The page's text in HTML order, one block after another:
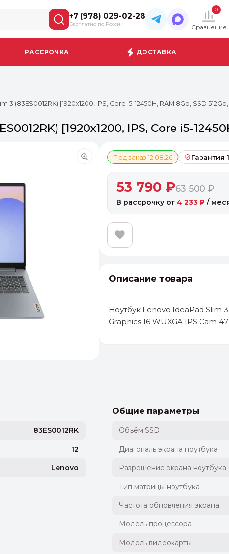
+7 (978) 029-02-28
Бесплатно по России
0
Сравнение
РАССРОЧКА ДОСТАВКА
3 (83ES0012RK) [1920x1200, IPS, Core i5-12450H, RAM 8Gb, SSD
[1920x1200, IPS, Core i5-
Под заказ 12.08.26 Гарантия
53 790 ₽63 500 ₽
В рассрочку от 4 233 ₽/
Описание товара
Ноутбук Lenovo IdeaPad Slim
Graphics 16 WUXGA IPS Cam
83ES0012RK
12
Lenovo
Общие параметры
Объём SSD
Диагональ экрана ноутбука
Разрешение экрана ноутбука
Тип матрицы ноутбука
Частота обновления экрана
Модель процессора
Модель видеокарты